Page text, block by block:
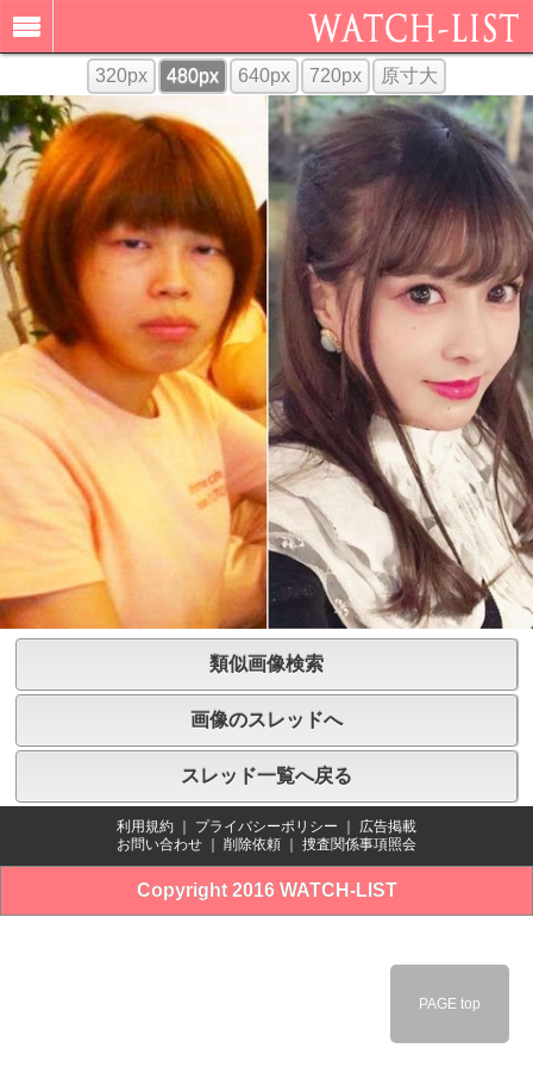
320px 480px 640px 720px 原寸大
類似画像検索
画像のスレッドへ
スレッド一覧へ戻る
利用規約 プライバシーポリシー
広告掲載
お問い合わせ
削除依頼 捜査関係事項照会
Copyright 2016 WATCH-LIST
PAGE top